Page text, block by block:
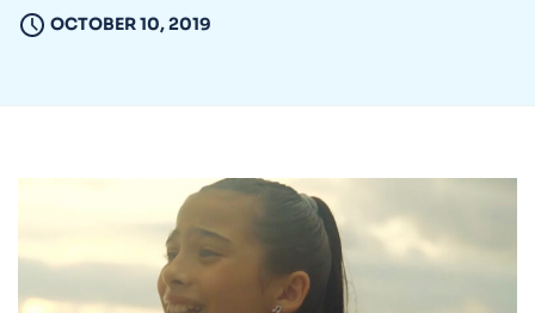
OCTOBER 10, 2019